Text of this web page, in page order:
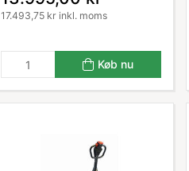
17.493,75 kr inkl. moms
Køb nu